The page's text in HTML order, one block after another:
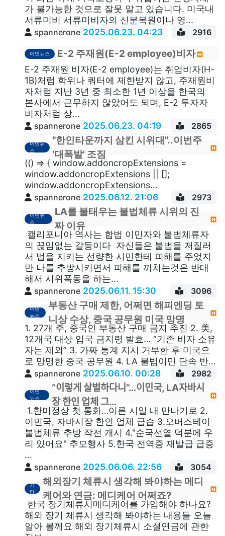
가 불가능한 것으로 잘못 알고 있습니다. 미국내
서류미비 서류미비자의 신분복원이나 영...
spannerone 2025.06.23. 04:23 2916
이민뉴스 E-2 주재원(E-2 employee)비자
E-2 주재원 비자(E-2 employee)는 취업비자(H-
1B)처럼 학위나 쿼터에 제한받지 않고, 주재원비
자처럼 지난 3년 중 최소한 1년 이상을 한국의
본사에서 근무하지 않았어도 되며, E-2 투자자
비자처럼 상...
spannerone 2025.06.23. 04:19 2865
이민뉴
스
"한인타운까지 삼킨 시위대"..이번주
'대폭발' 조짐
(() => { window.addoncropExtensions =
window.addoncropExtensions || [];
window.addoncropExtensions...
spannerone 2025.06.12. 21:06 2973
이민뉴
스
LA를 불태우는 불법체류 시위의 진
짜 이유
캘리포니아 역사는 합법 이민자와 불법체류자
의 끊임없는 갈등이다 자신들은 불법을 저질러
서 법을 지키는 선량한 시민한테 피해를 주었지
만 나를 추방시키면서 피해를 끼치는것은 반대
해서 시위폭동을 하는...
spannerone 2025.06.11. 15:30 3096
이민
뉴스
부동산 구매 제한, 어쩌면 해피엔딩 토
니상 수상, 중국 공무원 미국 망명
1. 27개 주, 중국인 부동산 구매 금지 추진 2. 美,
12개국 대상 입국 금지령 발효… “기존 비자 소유
자는 제외” 3. 가짜 통계 지시 거부한 후 미국으
로 망명한 중국 공무원 4. LA 불법이민 단속 반...
spannerone 2025.06.10. 00:28 2982
이민
뉴스
“이렇게 살벌하다니”…이민국, LA자바시
장 한인 업체 그…
1.한미정상 첫 통화…이른 시일 내 만나기로 2.
이민국, 자바시장 한인 업체 급습 3.오버스테이
불법체류 추방 작전 개시 4."순국선열 덕분에 우
리 있어요" 추모행사 5.한국 전역증 재발급 급증
...
spannerone 2025.06.06. 22:56 3054
기
타
해외장기 체류시 생각해 봐야하는 메디
케어와 연금: 메디케어 어쩌죠?
한국 장기체류시메디케어를 가입해야 하나요?
해외 장기 체류시 생각해 봐야하는 내용들 오늘
알아 볼께요 해외 장기체류시 소셜연금에 관한